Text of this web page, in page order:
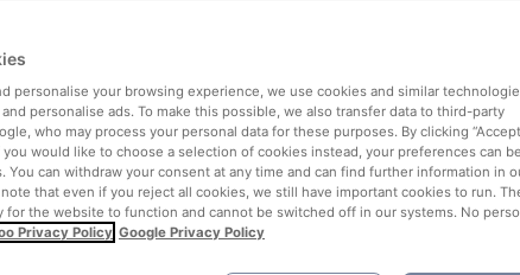
personalise your browsing experience, we use cookies and similar
personalise ads. To make this possible, we also transfer data to third-party
who may process your personal data for these purposes. By clicking “Accept
would like to choose a selection of cookies instead, your preferences can
You can withdraw your consent at any time and can find further information in
note that even if you reject all cookies, we still have important cookies to run.
for the website to function and cannot be switched off in our systems. No
Privacy Policy Google Privacy Policy